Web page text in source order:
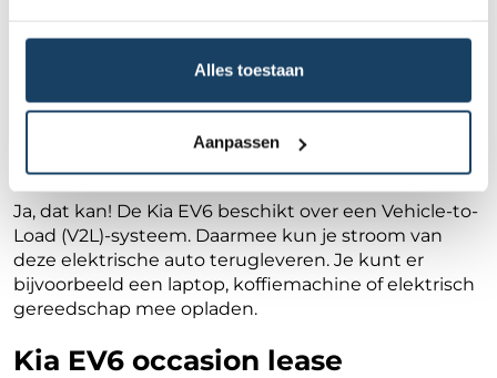
Alles toestaan
Aanpassen
optimaliseren. Zelfs het rijgedrag van de bestuurder
levert je meer actieradius op.
Kan de Kia EV6 stroom
terugleveren?
Ja, dat kan! De Kia EV6 beschikt over een Vehicle-to-
Load (V2L)-systeem. Daarmee kun je stroom van
deze elektrische auto terugleveren. Je kunt er
bijvoorbeeld een laptop, koffiemachine of elektrisch
gereedschap mee opladen.
Kia EV6 occasion lease